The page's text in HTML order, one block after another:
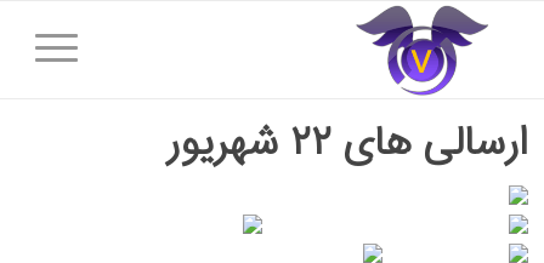
ارسالی های ۲۲ شهریور